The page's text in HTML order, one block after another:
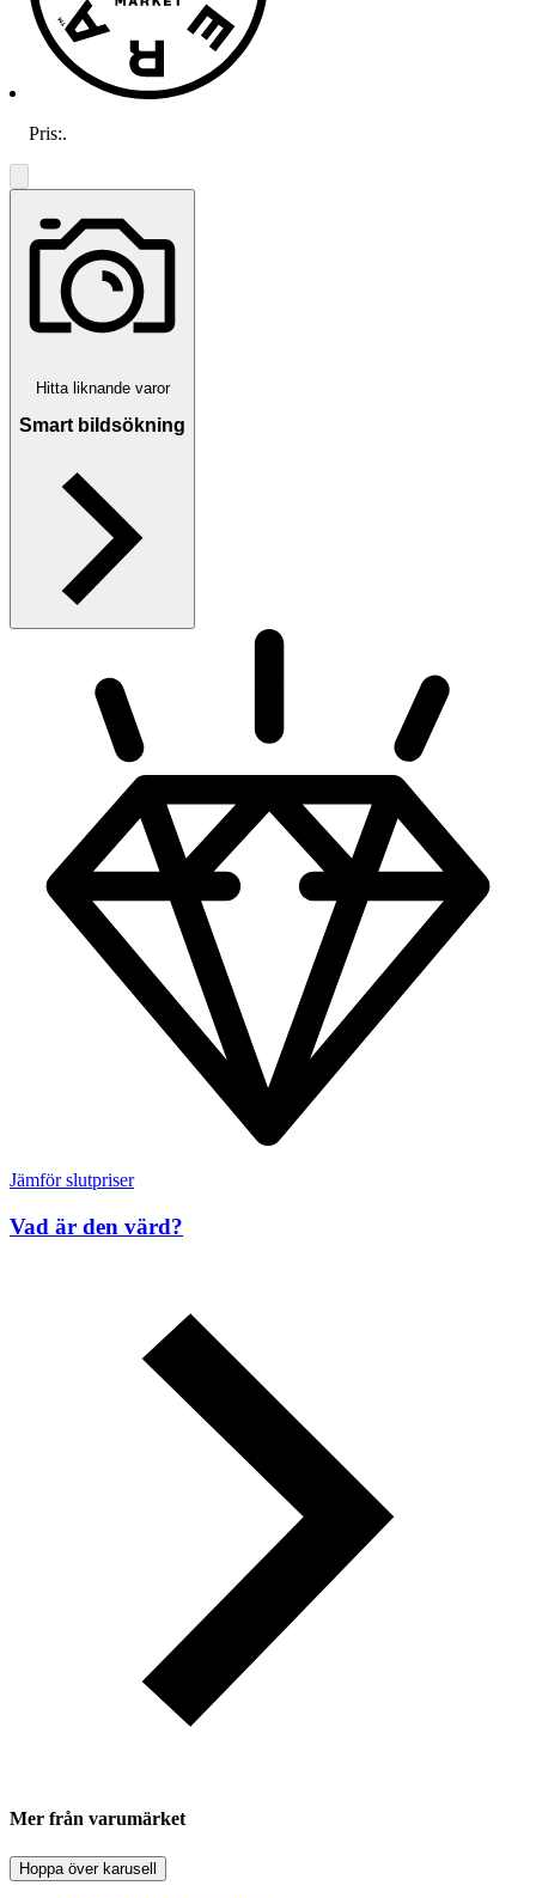
Pris:.
Hitta liknande varor
Smart bildsökning
Jämför slutpriser
Vad är den värd?
Mer från varumärket
Hoppa över karusell